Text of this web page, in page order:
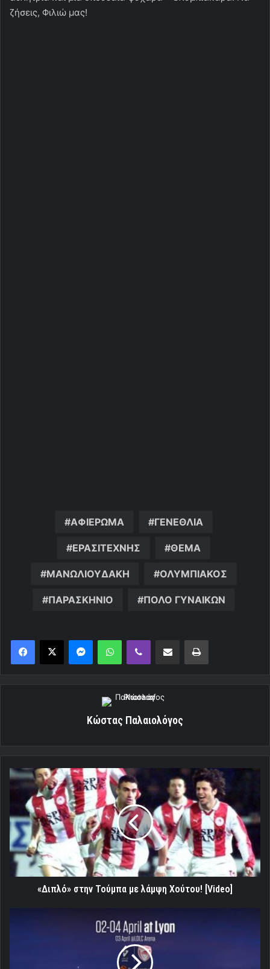
ζήσεις, Φιλιώ μας!
ΑΦΙΕΡΩΜΑ ΓΕΝΕΘΛΙΑ
ΕΡΑΣΙΤΕΧΝΗΣ ΘΕΜΑ
ΜΑΝΩΛΙΟΥΔΑΚΗ ΟΛΥΜΠΙΑΚΟΣ
ΠΑΡΑΣΚΗΝΙΟ ΠΟΛΟ ΓΥΝΑΙΚΩΝ
MessengerWhatsAppViber Κοινοποίηση μέσω ηλεκτρονικού ταχυδρομείουΕκτύπωση
Κώστας Παλαιολόγος
«Διπλό»
στην
Τούμπα
λάμψη
Χούτου!
[Video]
«Διπλό» στην Τούμπα με λάμψη Χούτου! [Video]